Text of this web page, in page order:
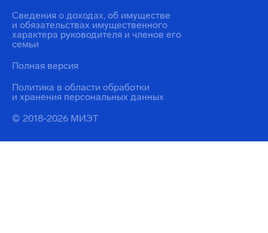
© 2018-2026 МИЭТ
Политика в области обработки
и хранения персональных данных
Сведения о доходах, об имуществе
и обязательствах имущественного
характера руководителя и членов его
семьи
Полная версия